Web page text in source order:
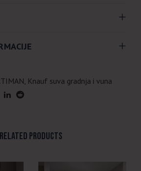
, Knauf suva gradnja i vuna
RELATED PRODUCTS